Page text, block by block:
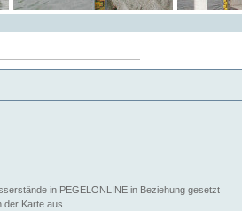
in PEGELONLINE in Beziehung gesetzt
der Karte aus.